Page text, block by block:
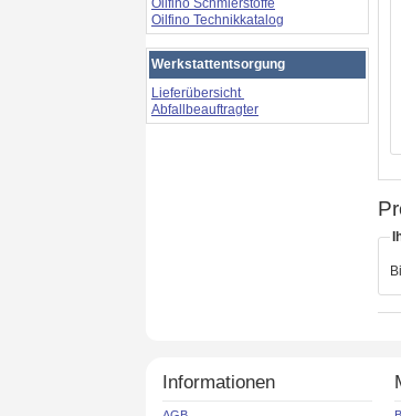
Oilfino Schmierstoffe
Oilfino Technikkatalog
Werkstattentsorgung
Lieferübersicht
Abfallbeauftragter
Informationen